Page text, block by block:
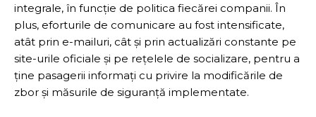
integrale, în funcție de politica fiecărei companii. În
plus, eforturile de comunicare au fost intensificate,
atât prin e-mailuri, cât și prin actualizări constante pe
site-urile oficiale și pe rețelele de socializare, pentru a
ține pasagerii informați cu privire la modificările de
zbor și măsurile de siguranță implementate.